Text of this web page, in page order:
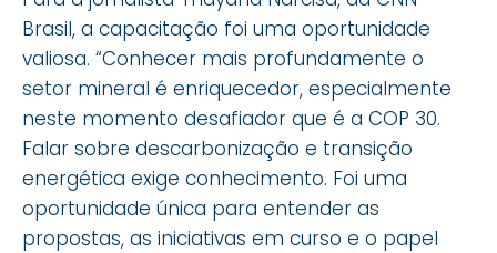
Brasil, a capacitação foi uma oportunidade
valiosa. “Conhecer mais profundamente o
setor mineral é enriquecedor, especialmente
neste momento desafiador que é a COP 30.
Falar sobre descarbonização e transição
energética exige conhecimento. Foi uma
oportunidade única para entender as
propostas, as iniciativas em curso e o papel